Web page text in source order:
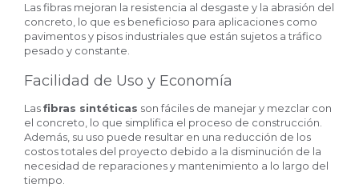
Las fibras mejoran la resistencia al desgaste y la abrasión del
concreto, lo que es beneficioso para aplicaciones como
pavimentos y pisos industriales que están sujetos a tráfico
pesado y constante.
Facilidad de Uso y Economía
Lasfibras sintéticas son fáciles de manejar y mezclar con
el concreto, lo que simplifica el proceso de construcción.
Además, su uso puede resultar en una reducción de los
costos totales del proyecto debido a la disminución de la
necesidad de reparaciones y mantenimiento a lo largo del
tiempo.